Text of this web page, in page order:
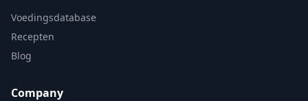
Voedingsdatabase
Recepten
Blog
Company